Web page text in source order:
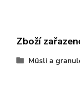
Zboží
Müsli a